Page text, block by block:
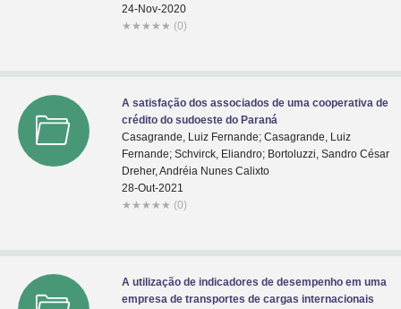
24-Nov-2020
★ ★ ★ ★ ★ (0)
A satisfação dos associados de uma cooperativa de
crédito do sudoeste do Paraná
Casagrande, Luiz Fernande; Casagrande, Luiz
Fernande; Schvirck, Eliandro; Bortoluzzi, Sandro César
Dreher, Andréia Nunes Calixto
28-Out-2021
★ ★ ★ ★ ★ (0)
A utilização de indicadores de desempenho em uma
empresa de transportes de cargas internacionais